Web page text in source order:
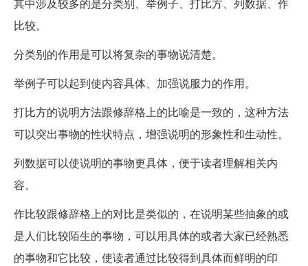
比较。
分类别的作用是可以将复杂的事物说清楚。
举例子可以起到使内容具体、加强说服力的作用。
打比方的说明方法跟修辞格上的比喻是一致的，这种方法
可以突出事物的性状特点，增强说明的形象性和生动性。
列数据可以使说明的事物更具体，便于读者理解相关内
容。
作比较跟修辞格上的对比是类似的，在说明某些抽象的或
是人们比较陌生的事物，可以用具体的或者大家已经熟悉
的事物和它比较，使读者通过比较得到具体而鲜明的印